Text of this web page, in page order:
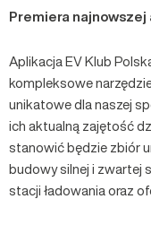
Premiera
Aplikacja EV Klub
kompleksowe
unikatowe dla naszej
ich aktualną zajętość
stanowić będzie zbiór
budowy silnej i zwartej
stacji ładowania oraz